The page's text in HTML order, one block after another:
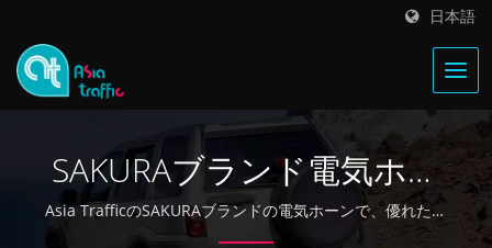
日本語
SAKURAブランド電気ホー
ン - 認定100%性能テスト
Asia TrafficのSAKURAブランドの電気ホーンで、優れた音
質と耐久性を体験してください。直径サイズは6種類あ